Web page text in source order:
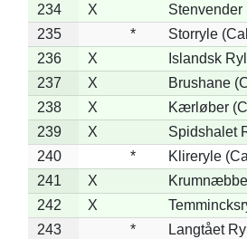
234 X
Stenvender
235
*
Storryle
236
X
Islandsk
237
X
Brushane
238
X
Kærløber
239
X
Spidshalet
240
*
Klireryle
241
X
242
X
243
*
Langtået